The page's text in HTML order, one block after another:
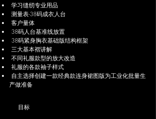
学习缝纫专业用品
测量表-38码成衣人台
客户量体
38码人台基准线放置
38码紧身胸衣基础版结构框架
三大基本褶讲解
不同礼服款型的放大改造
礼服的各款袖子样式
自主选择创建一款经典款连身裙图版为工业化批量生
产做准备
目标